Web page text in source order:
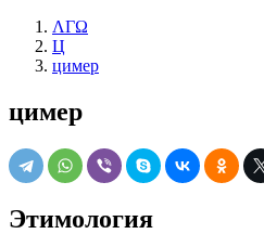
ΛΓΩ
Ц
цимер
цимер
Этимология